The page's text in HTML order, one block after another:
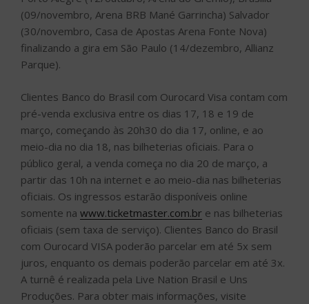
(09/novembro, Arena BRB Mané Garrincha) Salvador
(30/novembro, Casa de Apostas Arena Fonte Nova)
finalizando a gira em São Paulo (14/dezembro, Allianz
Parque).
Clientes Banco do Brasil com Ourocard Visa contam com
pré-venda exclusiva entre os dias 17, 18 e 19 de
março, começando às 20h30 do dia 17, online, e ao
meio-dia no dia 18, nas bilheterias oficiais. Para o
público geral, a venda começa no dia 20 de março, a
partir das 10h na internet e ao meio-dia nas bilheterias
oficiais. Os ingressos estarão disponíveis online
somente na www.ticketmaster.com.br e nas bilheterias
oficiais (sem taxa de serviço). Clientes Banco do Brasil
com Ourocard VISA poderão parcelar em até 5x sem
juros, enquanto os demais poderão parcelar em até 3x.
A turnê é realizada pela Live Nation Brasil e Uns
Produções. Para obter mais informações, visite